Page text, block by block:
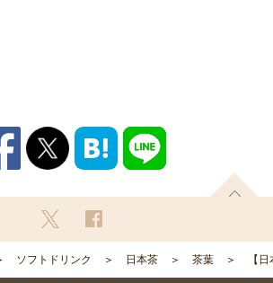
ソフトドリンク 日本茶 茶葉 【